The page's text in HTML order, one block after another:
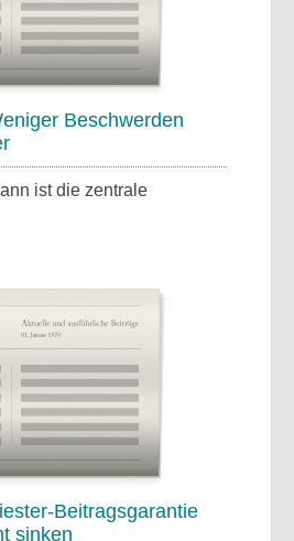
Beschwerden
ist die zentrale
Beitragsgarantie
sinken